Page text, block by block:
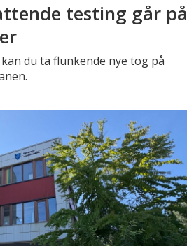
testing går på
du ta flunkende nye tog på